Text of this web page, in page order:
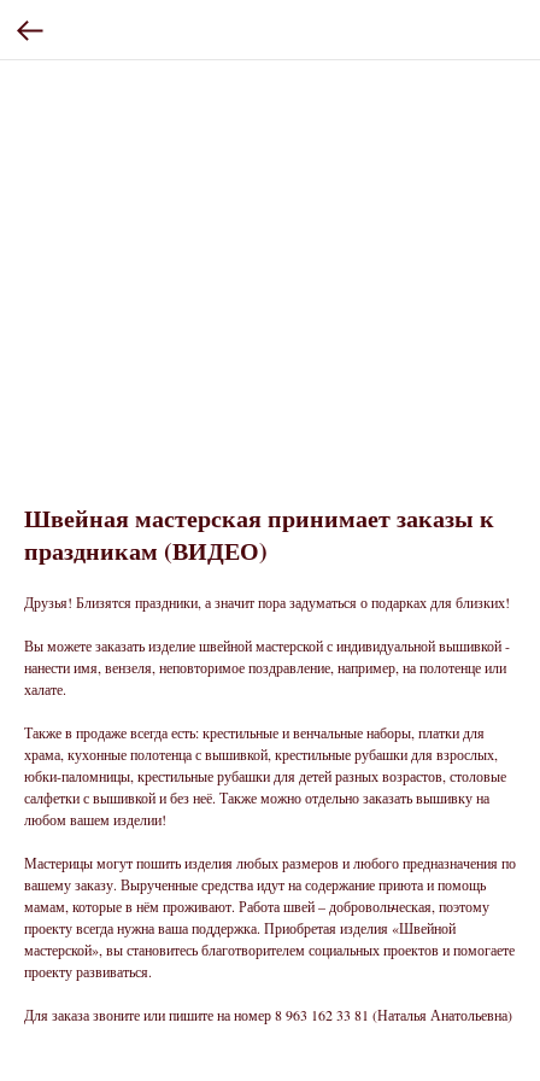
Швейная мастерская принимает заказы к
праздникам (ВИДЕО)
Друзья! Близятся праздники, а значит пора задуматься о подарках для близких!
Вы можете заказать изделие швейной мастерской с индивидуальной вышивкой -
нанести имя, вензеля, неповторимое поздравление, например, на полотенце или
халате.
Также в продаже всегда есть: крестильные и венчальные наборы, платки для
храма, кухонные полотенца с вышивкой, крестильные рубашки для взрослых,
юбки-паломницы, крестильные рубашки для детей разных возрастов, столовые
салфетки с вышивкой и без неё. Также можно отдельно заказать вышивку на
любом вашем изделии!
Мастерицы могут пошить изделия любых размеров и любого предназначения по
вашему заказу. Вырученные средства идут на содержание приюта и помощь
мамам, которые в нём проживают. Работа швей – добровольческая, поэтому
проекту всегда нужна ваша поддержка. Приобретая изделия «Швейной
мастерской», вы становитесь благотворителем социальных проектов и помогаете
проекту развиваться.
Для заказа звоните или пишите на номер 8 963 162 33 81 (Наталья Анатольевна)